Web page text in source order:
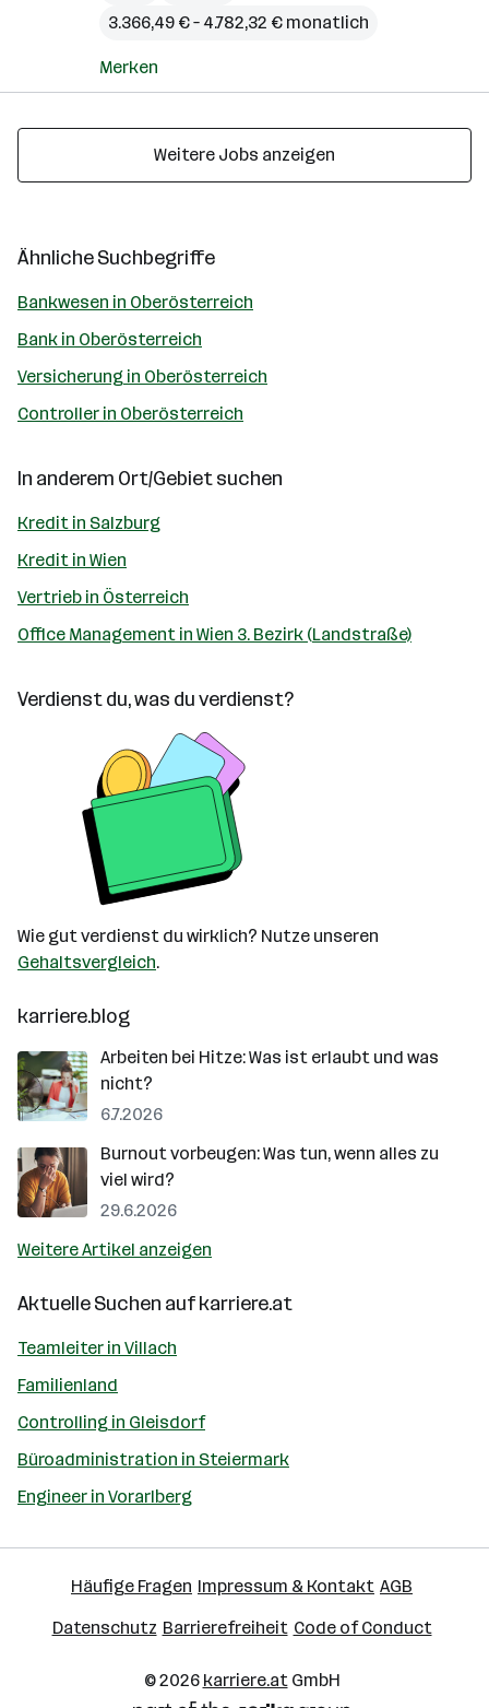
3.366,49 € – 4.782,32 € monatlich
Merken
Weitere Jobs anzeigen
Ähnliche Suchbegriffe
Bankwesen in Oberösterreich
Bank in Oberösterreich
Versicherung in Oberösterreich
Controller in Oberösterreich
In anderem Ort/Gebiet suchen
Kredit in Salzburg
Kredit in Wien
Vertrieb in Österreich
Office Management in Wien 3. Bezirk (Landstraße)
Verdienst du, was du verdienst?
Wie gut verdienst du wirklich? Nutze unseren
Gehaltsvergleich.
karriere.blog
Arbeiten bei Hitze: Was ist erlaubt und was
nicht?
6.7.2026
Burnout vorbeugen: Was tun, wenn alles zu
viel wird?
29.6.2026
Weitere Artikel anzeigen
Aktuelle Suchen aufkarriere.at
Teamleiter in Villach
Familienland
Controlling in Gleisdorf
Büroadministration in Steiermark
Engineer in Vorarlberg
Häufige Fragen Impressum & Kontakt AGB
Datenschutz Barrierefreiheit Code of Conduct
© 2026 karriere.atGmbH